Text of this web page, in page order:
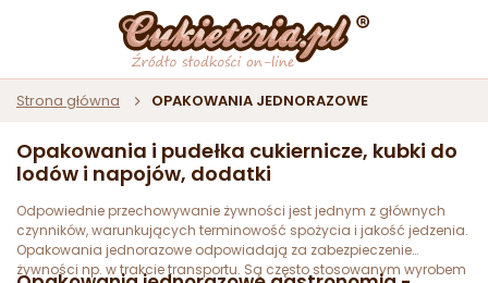
Strona główna OPAKOWANIA JEDNORAZOWE
Opakowania i pudełka cukiernicze, kubki do
lodów i napojów, dodatki
Odpowiednie przechowywanie żywności jest jednym z głównych
czynników, warunkujących terminowość spożycia i jakość jedzenia.
Opakowania jednorazowe odpowiadają za zabezpieczenie
żywności np. w trakcie transportu. Są często stosowanym wyrobem